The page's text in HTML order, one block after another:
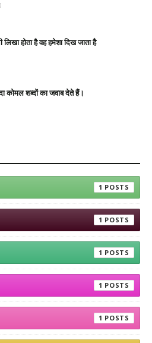
होता है वह हमेशा दिख जाता है
कोमल शब्दों का जवाब देते हैं।
1
1
1
1
1